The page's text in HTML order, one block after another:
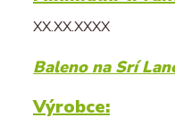
XX.XX.XXXX
Baleno na Srí
Výrobce: